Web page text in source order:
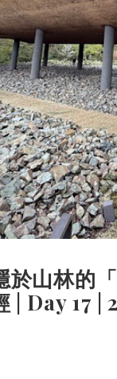
於山林的
| Day 17 |